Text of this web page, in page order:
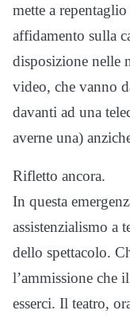
mette a
affidamento sulla
disposizione nelle
video, che vanno
davanti ad una
averne una)
Rifletto ancora.
In questa
assistenzialismo a
dello spettacolo.
l’ammissione che
esserci. Il teatro,